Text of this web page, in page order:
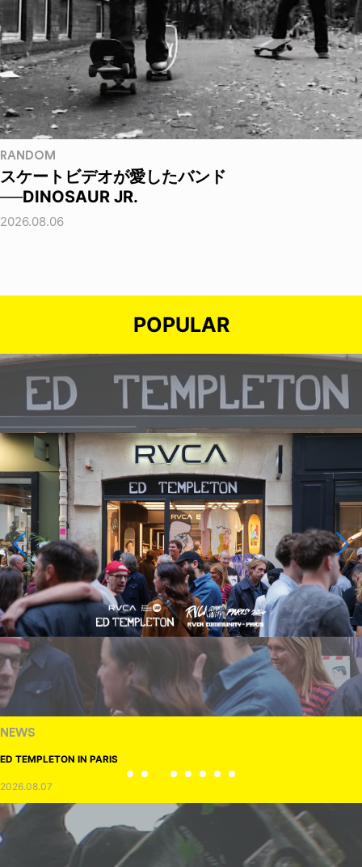
RANDOM
スケートビデオが愛したバンド
──DINOSAUR JR.
2026.08.06
POPULAR
NEWS
ED TEMPLETON IN PARIS
2026.08.07